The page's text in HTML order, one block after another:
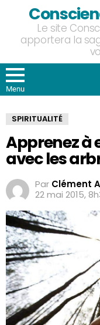
Le site
apportera la
Menu
SPIRITUALITÉ
Apprenez à
avec les
Par Clément
22 mai 2015,